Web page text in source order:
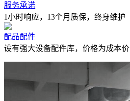
服务承诺
1小时响应，13个月质保，终身维护
配品配件
设有强大设备配件库，价格为成本价